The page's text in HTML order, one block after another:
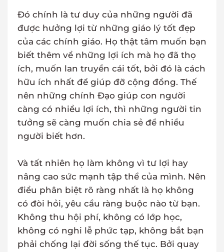
Đó chính là tư duy của những người đã
được hưởng lợi từ những giáo lý tốt đẹp
của các chính giáo. Họ thật tâm muốn bạn
biết thêm về những lợi ích mà họ đã thọ
ích, muốn lan truyền cái tốt, bởi đó là cách
hữu ích nhất để giúp đỡ cộng đồng. Thế
nên những chính Đạo giúp con người
càng có nhiều lợi ích, thì những người tin
tưởng sẽ càng muốn chia sẻ để nhiều
người biết hơn.
Và tất nhiên họ làm không vì tư lợi hay
nâng cao sức mạnh tập thể của mình. Nên
điều phân biệt rõ ràng nhất là họ không
có đòi hỏi, yêu cầu ràng buộc nào từ bạn.
Không thu hội phí, không có lớp học,
không có nghi lễ phức tạp, không bắt bạn
phải chống lại đời sống thế tục. Bởi quay